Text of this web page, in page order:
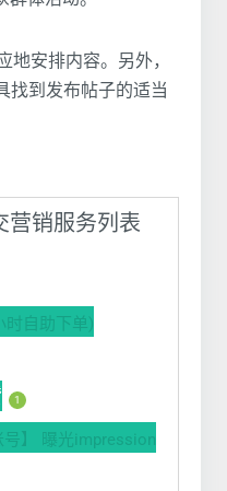
地安排内容。另外，
找到发布帖子的适当
营销服务列表
时自助下单)
1
号】 曝光impression